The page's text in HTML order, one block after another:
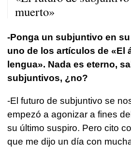
muerto»
-Ponga un subjuntivo en
uno de los artículos de «El
lengua». Nada es eterno,
subjuntivos, ¿no?
-El futuro de subjuntivo se
empezó a agonizar a fines
su último suspiro. Pero cito
que me dijo un día con